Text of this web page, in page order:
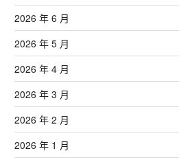
2026 年 6 月
2026 年 5 月
2026 年 4 月
2026 年 3 月
2026 年 2 月
2026 年 1 月